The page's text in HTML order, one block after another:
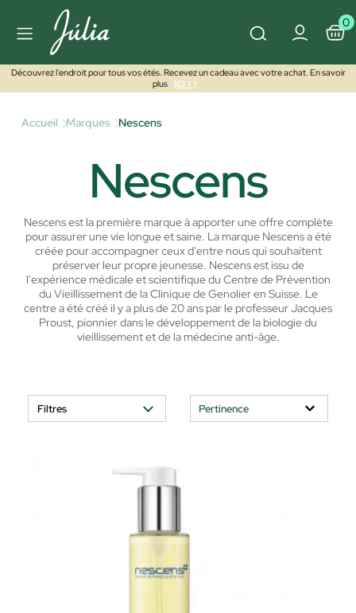
0
Découvrez l'endroit pour tous vos étés. Recevez un cadeau avec votre achat. En savoir
plus
ICI >>
Accueil Marques Nescens
Nescens
Nescens est la première marque à apporter une offre complète
pour assurer une vie longue et saine. La marque Nescens a été
créée pour accompagner ceux d'entre nous qui souhaitent
préserver leur propre jeunesse. Nescens est issu de
l'expérience médicale et scientifique du Centre de Prévention
du Vieillissement de la Clinique de Genolier en Suisse. Le
centre a été créé il y a plus de 20 ans par le professeur Jacques
Proust, pionnier dans le développement de la biologie du
vieillissement et de la médecine anti-âge.
Filtres